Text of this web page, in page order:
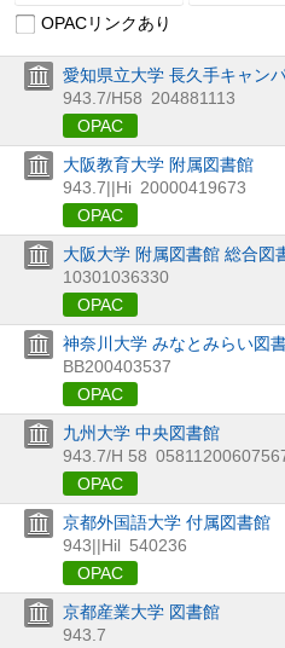
OPACリンクあり
愛知県立大学 長久手キャン
943.7/H58 204881113
OPAC
大阪教育大学 附属図書館
943.7||Hi 20000419673
OPAC
大阪大学 附属図書館 総合図
10301036330
OPAC
神奈川大学 みなとみらい図
BB200403537
OPAC
九州大学 中央図書館
943.7/H 58
OPAC
京都外国語大学 付属図書館
943||Hil 540236
OPAC
京都産業大学 図書館
943.7